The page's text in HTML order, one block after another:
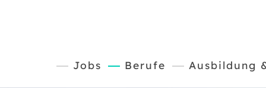
Jobs Berufe
(current) Ausbildung